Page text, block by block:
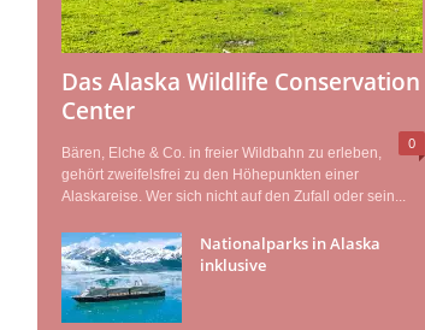
Das Alaska Wildlife Conservation
Center
0
Bären, Elche & Co. in freier Wildbahn zu erleben,
gehört zweifelsfrei zu den Höhepunkten einer
Alaskareise. Wer sich nicht auf den Zufall oder sein...
Nationalparks in Alaska
inklusive